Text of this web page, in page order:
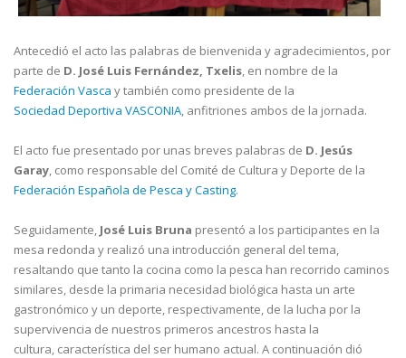
Antecedió el acto las palabras de bienvenida y agradecimientos, por
parte de D. José Luis Fernández, Txelis, en nombre de la
Federación Vasca y también como presidente de la
Sociedad Deportiva VASCONIA, anfitriones ambos de la jornada.
El acto fue presentado por unas breves palabras de D. Jesús
Garay, como responsable del Comité de Cultura y Deporte de la
Federación Española de Pesca y Casting.
Seguidamente, José Luis Bruna presentó a los participantes en la
mesa redonda y realizó una introducción general del tema,
resaltando que tanto la cocina como la pesca han recorrido caminos
similares, desde la primaria necesidad biológica hasta un arte
gastronómico y un deporte, respectivamente, de la lucha por la
supervivencia de nuestros primeros ancestros hasta la
cultura, característica del ser humano actual. A continuación dió